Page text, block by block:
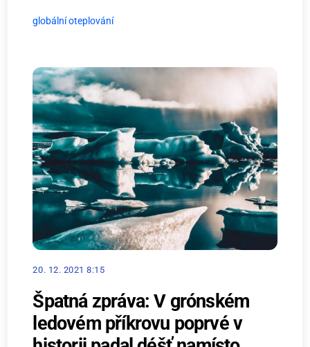
globální oteplování
20. 12. 2021 8:15
Špatná zpráva: V grónském
ledovém příkrovu poprvé v